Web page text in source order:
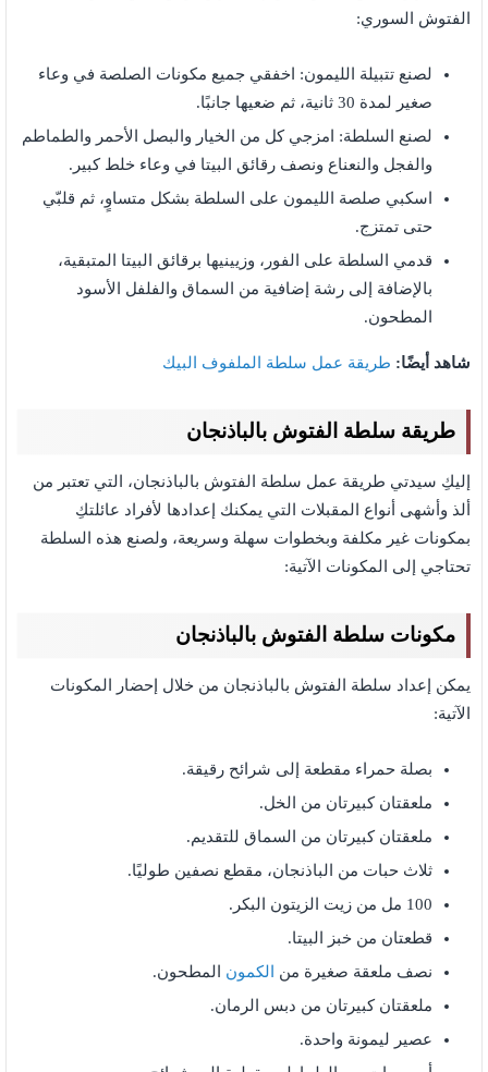
الفتوش السوري:
لصنع تتبيلة الليمون: اخفقي جميع مكونات الصلصة في وعاء
صغير لمدة 30 ثانية، ثم ضعيها جانبًا.
لصنع السلطة: امزجي كل من الخيار والبصل الأحمر والطماطم
والفجل والنعناع ونصف رقائق البيتا في وعاء خلط كبير.
اسكبي صلصة الليمون على السلطة بشكل متساوٍ، ثم قلبّي
حتى تمتزج.
قدمي السلطة على الفور، وزيينيها برقائق البيتا المتبقية،
بالإضافة إلى رشة إضافية من السماق والفلفل الأسود
المطحون.
شاهد أيضًا: طريقة عمل سلطة الملفوف البيك
طريقة سلطة الفتوش بالباذنجان
إليكِ سيدتي طريقة عمل سلطة الفتوش بالباذنجان، التي تعتبر من
ألذ وأشهى أنواع المقبلات التي يمكنك إعدادها لأفراد عائلتكِ
بمكونات غير مكلفة وبخطوات سهلة وسريعة، ولصنع هذه السلطة
تحتاجي إلى المكونات الآتية:
مكونات سلطة الفتوش بالباذنجان
يمكن إعداد سلطة الفتوش بالباذنجان من خلال إحضار المكونات
الآتية:
بصلة حمراء مقطعة إلى شرائح رقيقة.
ملعقتان كبيرتان من الخل.
ملعقتان كبيرتان من السماق للتقديم.
ثلاث حبات من الباذنجان، مقطع نصفين طوليًا.
100 مل من زيت الزيتون البكر.
قطعتان من خبز البيتا.
نصف ملعقة صغيرة من
الكمون المطحون.
ملعقتان كبيرتان من دبس الرمان.
عصير ليمونة واحدة.